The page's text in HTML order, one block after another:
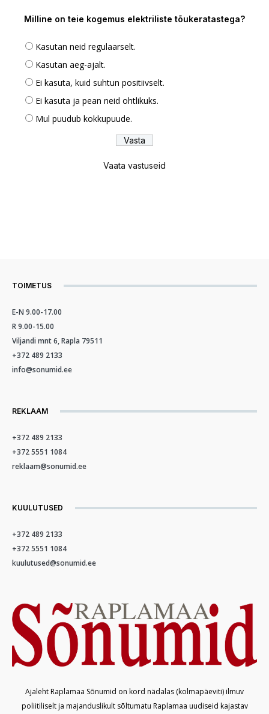
Milline on teie kogemus elektriliste tõukeratastega?
Kasutan neid regulaarselt.
Kasutan aeg-ajalt.
Ei kasuta, kuid suhtun positiivselt.
Ei kasuta ja pean neid ohtlikuks.
Mul puudub kokkupuude.
Vaata vastuseid
TOIMETUS
E-N 9.00-17.00
R 9.00-15.00
Viljandi mnt 6, Rapla 79511
+372 489 2133
info@sonumid.ee
REKLAAM
+372 489 2133
+372 5551 1084
reklaam@sonumid.ee
KUULUTUSED
+372 489 2133
+372 5551 1084
kuulutused@sonumid.ee
Ajaleht Raplamaa Sõnumid on kord nädalas (kolmapäeviti) ilmuv
poliitiliselt ja majanduslikult sõltumatu Raplamaa uudiseid kajastav